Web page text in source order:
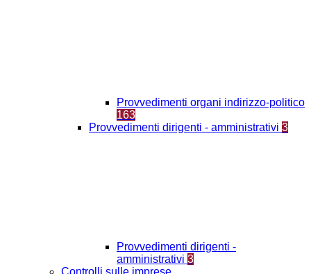
Provvedimenti organi indirizzo-politico
163
Provvedimenti dirigenti - amministrativi 3
Provvedimenti dirigenti -
amministrativi 3